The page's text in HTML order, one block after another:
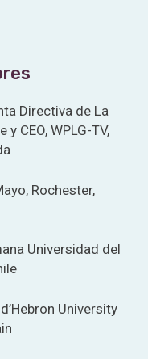
Directiva de La
CEO, WPLG-TV,
Rochester,
Universidad del
University